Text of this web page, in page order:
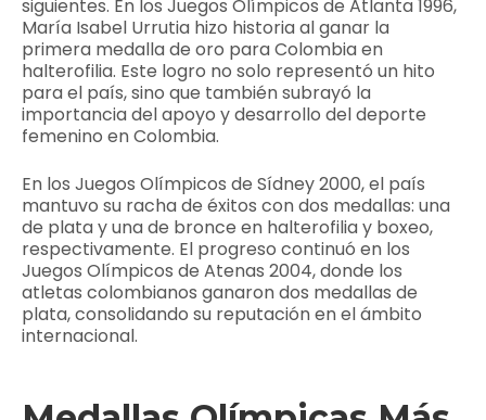
siguientes. En los Juegos Olímpicos de Atlanta 1996,
María Isabel Urrutia hizo historia al ganar la
primera medalla de oro para Colombia en
halterofilia. Este logro no solo representó un hito
para el país, sino que también subrayó la
importancia del apoyo y desarrollo del deporte
femenino en Colombia.
En los Juegos Olímpicos de Sídney 2000, el país
mantuvo su racha de éxitos con dos medallas: una
de plata y una de bronce en halterofilia y boxeo,
respectivamente. El progreso continuó en los
Juegos Olímpicos de Atenas 2004, donde los
atletas colombianos ganaron dos medallas de
plata, consolidando su reputación en el ámbito
internacional.